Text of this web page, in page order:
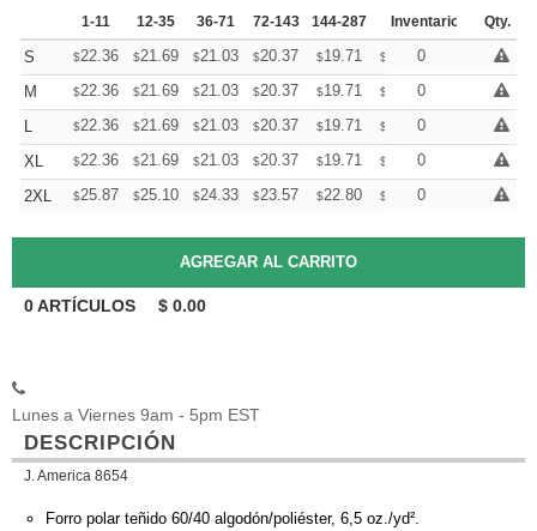
1-11 12-35 36-71 72-143 144-287 288 + Mas
Inventario Qty.
S $22.36 $21.69 $21.03 $20.37 $19.71 $ 19.38
0
M
$22.36 $21.69 $21.03 $20.37 $19.71 $ 19.38
0
L
$22.36 $21.69 $21.03 $20.37 $19.71 $ 19.38
0
XL
$22.36 $21.69 $21.03 $20.37 $19.71 $ 19.38
0
2XL
$25.87 $25.10 $24.33 $23.57 $22.80 $ 22.42
0
0ARTÍCULOS $ 0.00
Lunes a Viernes 9am - 5pm EST
DESCRIPCIÓN
J. America 8654
Forro polar teñido 60/40 algodón/poliéster, 6,5 oz./yd².